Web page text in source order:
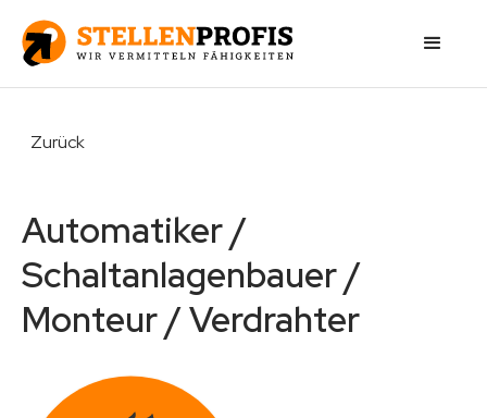
Zurück
Automatiker /
Schaltanlagenbauer /
Monteur / Verdrahter